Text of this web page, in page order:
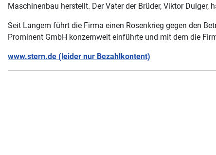
Maschinenbau herstellt. Der Vater der Brüder, Viktor
Seit Langem führt die Firma einen Rosenkrieg gegen den
Prominent GmbH konzernweit einführte und mit dem die
www.stern.de (leider nur Bezahlkontent)